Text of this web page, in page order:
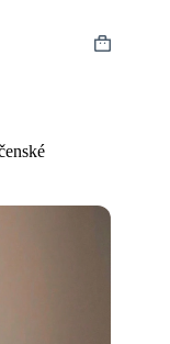
Shopping